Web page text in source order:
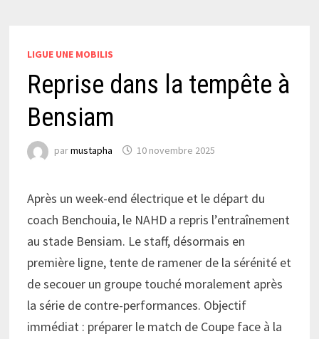
LIGUE UNE MOBILIS
Reprise dans la tempête à
Bensiam
parmustapha 10 novembre 2025
Après un week-end électrique et le départ du
coach Benchouia, le NAHD a repris l’entraînement
au stade Bensiam. Le staff, désormais en
première ligne, tente de ramener de la sérénité et
de secouer un groupe touché moralement après
la série de contre-performances. Objectif
immédiat : préparer le match de Coupe face à la